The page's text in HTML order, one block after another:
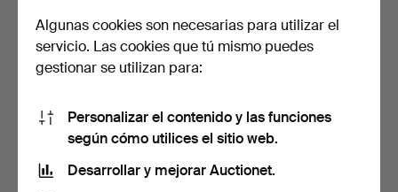
CARL MALMSTEN.
APARADOR, "Herrgården",
Bod…
Subastado 1 jul 2026
APARADOR, pino, siglos
XIX/XX.
Algunas cookies son necesarias para utilizar el
servicio. Las cookies que tú mismo puedes
gestionar se utilizan para:
Personalizar el contenido y las funciones
según cómo utilices el sitio web.
Desarrollar y mejorar Auctionet.